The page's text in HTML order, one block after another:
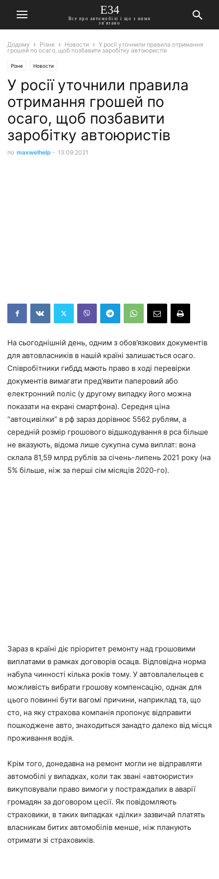
E34
Все про автомобілі і що з ними
зв'язано
Додому Різне Новости
У росії уточнили правила отримання
грошей по осаго, щоб позбавити заробітку автоюристів
Різне Новости
У росії уточнили правила
отримання грошей по
осаго, щоб позбавити
заробітку автоюристів
по maxwelhelp - 13.09.2021
На сьогоднішній день, одним з обов’язкових документів
для автовласників в нашій країні залишається осаго.
Співробітники гибдд мають право в ході перевірки
документів вимагати пред’явити паперовий або
електронний поліс (у другому випадку його можна
показати на екрані смартфона). Середня ціна
“автоцивілки” в рф зараз дорівнює 5562 рублям, а
середній розмір грошового відшкодування в рса більше
не вказують, відома лише сукупна сума виплат: вона
склала 81,59 млрд рублів за січень-липень 2021 року (на
5% більше, ніж за перші сім місяців 2020-го).
Зараз в країні діє пріоритет ремонту над грошовими
виплатами в рамках договорів осацв. Відповідна норма
набула чинності кілька років тому. У автовлалельцев є
можливість вибрати грошову компенсацію, однак для
цього повинні бути вагомі причини, наприклад та, що
сто, на яку страхова компанія пропонує відправити
пошкоджене авто, знаходиться занадто далеко від місця
проживання водія.
Крім того, донедавна на ремонт могли не відправляти
автомобілі у випадках, коли так звані «автоюристи»
викуповували право вимоги у постраждалих в аварії
громадян за договором цесії. Як повідомляють
страховики, в таких випадках «ділки» зазвичай платять
власникам битих автомобілів менше, ніж планують
отримати зі страховиків.